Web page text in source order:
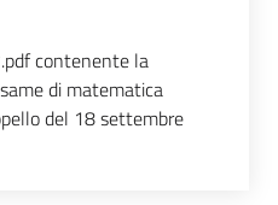
contenente la
di matematica
del 18 settembre